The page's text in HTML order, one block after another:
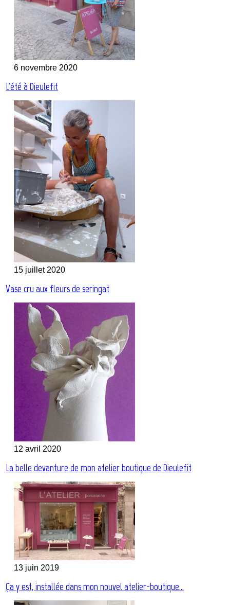
6 novembre 2020
L'été à Dieulefit
15 juillet 2020
Vase cru aux fleurs de seringat
12 avril 2020
La belle devanture de mon atelier boutique de Dieulefit
13 juin 2019
Ça y est, installée dans mon nouvel atelier-boutique…